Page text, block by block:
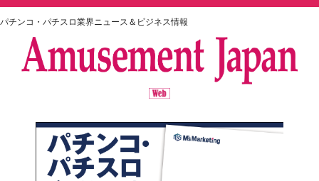
パチンコ・パチスロ業界ニュース＆ビジネス情報